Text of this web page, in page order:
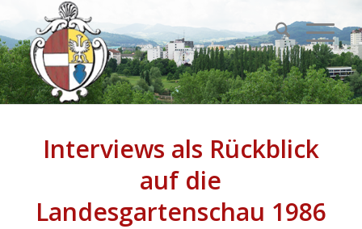
Interviews als Rückblick
auf die
Landesgartenschau 1986